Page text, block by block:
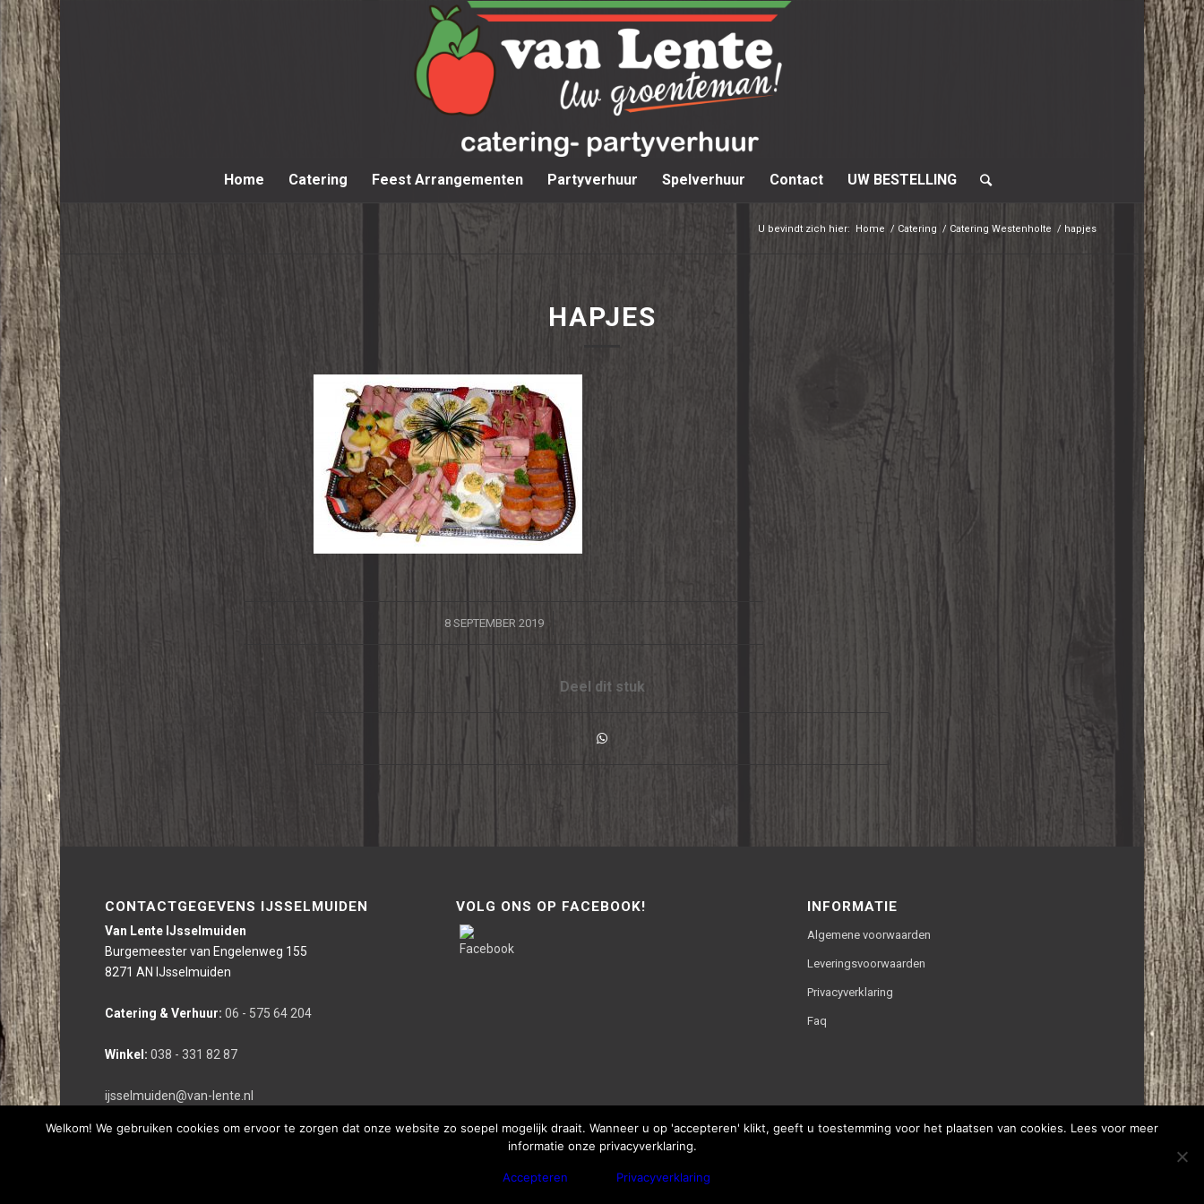
Home Catering Feest Arrangementen Partyverhuur Spelverhuur Contact UW BESTELLING
U bevindt zich hier: Home / Catering / Catering Westenholte / hapjes
HAPJES
8 SEPTEMBER 2019
/
Deel dit stuk
CONTACTGEGEVENS IJSSELMUIDEN
Van Lente IJsselmuiden
Burgemeester van Engelenweg 155
8271 AN IJsselmuiden
Catering & Verhuur: 06 - 575 64 204
Winkel: 038 - 331 82 87
ijsselmuiden@van-lente.nl
VOLG ONS OP FACEBOOK! INFORMATIE
Algemene voorwaarden
Leveringsvoorwaarden
Privacyverklaring
Faq
Deze website is gerealiseerd door bco reclameburo i.s.m. WebThisSign | © Copyright - Van Lente
Welkom! We gebruiken cookies om ervoor te zorgen dat onze website zo soepel mogelijk draait. Wanneer u op 'accepteren' klikt, geeft u toestemming voor het plaatsen van cookies. Lees voor meer
informatie onze privacyverklaring.
Accepteren Privacyverklaring